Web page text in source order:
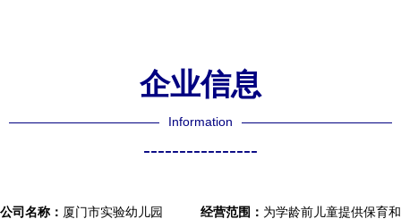
企业信息
Information
----------------
公司名称： 厦门市实验幼儿园
经营范围： 为学龄前儿童提供保育和